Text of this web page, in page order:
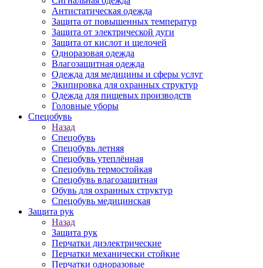
Антистатическая одежда
Защита от повышенных температур
Защита от электрической дуги
Защита от кислот и щелочей
Одноразовая одежда
Влагозащитная одежда
Одежда для медицины и сферы услуг
Экипировка для охранных структур
Одежда для пищевых производств
Головные уборы
Спецобувь
Назад
Спецобувь
Спецобувь летняя
Спецобувь утеплённая
Спецобувь термостойкая
Спецобувь влагозащитная
Обувь для охранных структур
Спецобувь медицинская
Защита рук
Назад
Защита рук
Перчатки диэлектрические
Перчатки механически стойкие
Перчатки одноразовые